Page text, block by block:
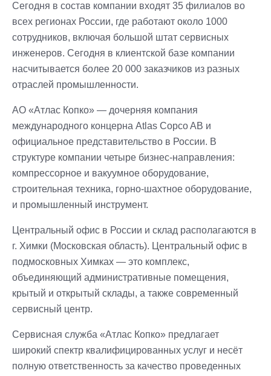
Сегодня в состав компании входят 35 филиалов во
всех регионах России, где работают около 1000
сотрудников, включая большой штат сервисных
инженеров. Сегодня в клиентской базе компании
насчитывается более 20 000 заказчиков из разных
отраслей промышленности.
АО «Атлас Копко» — дочерняя компания
международного концерна Atlas Copco AB и
официальное представительство в России. В
структуре компании четыре бизнес-направления:
компрессорное и вакуумное оборудование,
строительная техника, горно-шахтное оборудование,
и промышленный инструмент.
Центральный офис в России и склад располагаются в
г. Химки (Московская область). Центральный офис в
подмосковных Химках — это комплекс,
объединяющий административные помещения,
крытый и открытый склады, а также современный
сервисный центр.
Сервисная служба «Атлас Копко» предлагает
широкий спектр квалифицированных услуг и несёт
полную ответственность за качество проведенных